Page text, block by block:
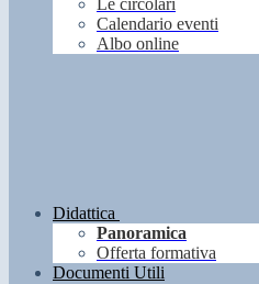
Le circolari
Calendario eventi
Albo online
Didattica
Panoramica
Offerta formativa
Documenti Utili